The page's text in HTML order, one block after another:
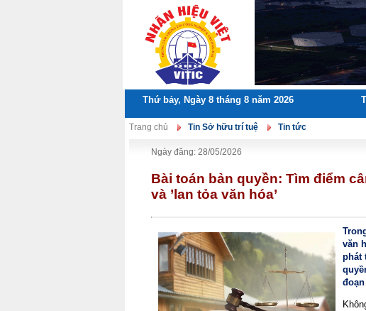
Thứ bảy, Ngày 8 tháng 8 năm 2026
Trang chủ Tin Sở hữu trí tuệ Tin tức
Ngày đăng: 28/05/2026
Bài toán bản quyền: Tìm điểm
và ’lan tỏa văn hóa’
văn
phát